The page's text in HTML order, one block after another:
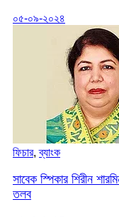
০৫-০৯-২০২৪
ফিচার,ব্যাংক
সাবেক স্পিকার শিরীন
তলব